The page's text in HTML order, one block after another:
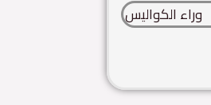
وراء الكواليس